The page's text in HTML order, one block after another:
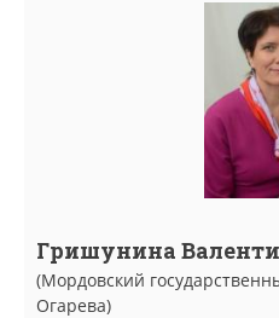
Гришунина
(Мордовский
Огарева)